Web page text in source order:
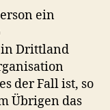
ein
Drittland
der Fall ist, so
Übrigen das